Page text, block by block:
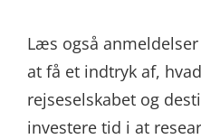
Læs også
at få et indtryk af,
rejseselskabet og
investere tid i at